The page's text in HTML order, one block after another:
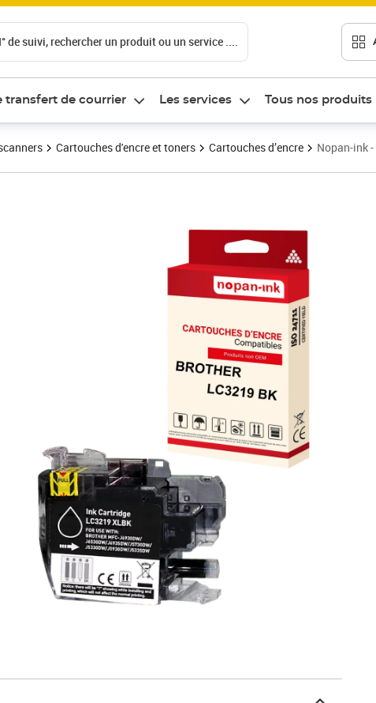
de suivi, rechercher un produit ou un service ....
transfert de courrier Les services Tous nos produits
Cartouches d'encre et toners Cartouches d’encre Nopan-ink